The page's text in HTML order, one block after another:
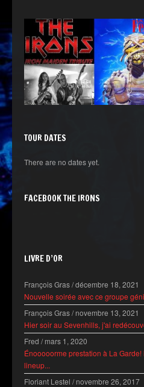
TOUR DATES
There are no dates yet.
FACEBOOK THE IRONS
LIVRE D’OR
François Gras/décembre 18, 2021
Nouvelle soirée avec ce groupe
François Gras/novembre 13, 2021
Hier soir au Sevenhills, j'ai
Fred /mars 1, 2020
Énooooorme prestation à La
lineup...
Floriant Lestel /novembre 26, 2017